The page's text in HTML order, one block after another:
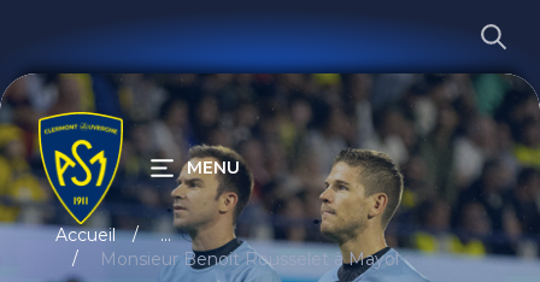
RECHERCHER
MENU
Accueil
...
Monsieur Benoit Rousselet à Mayol